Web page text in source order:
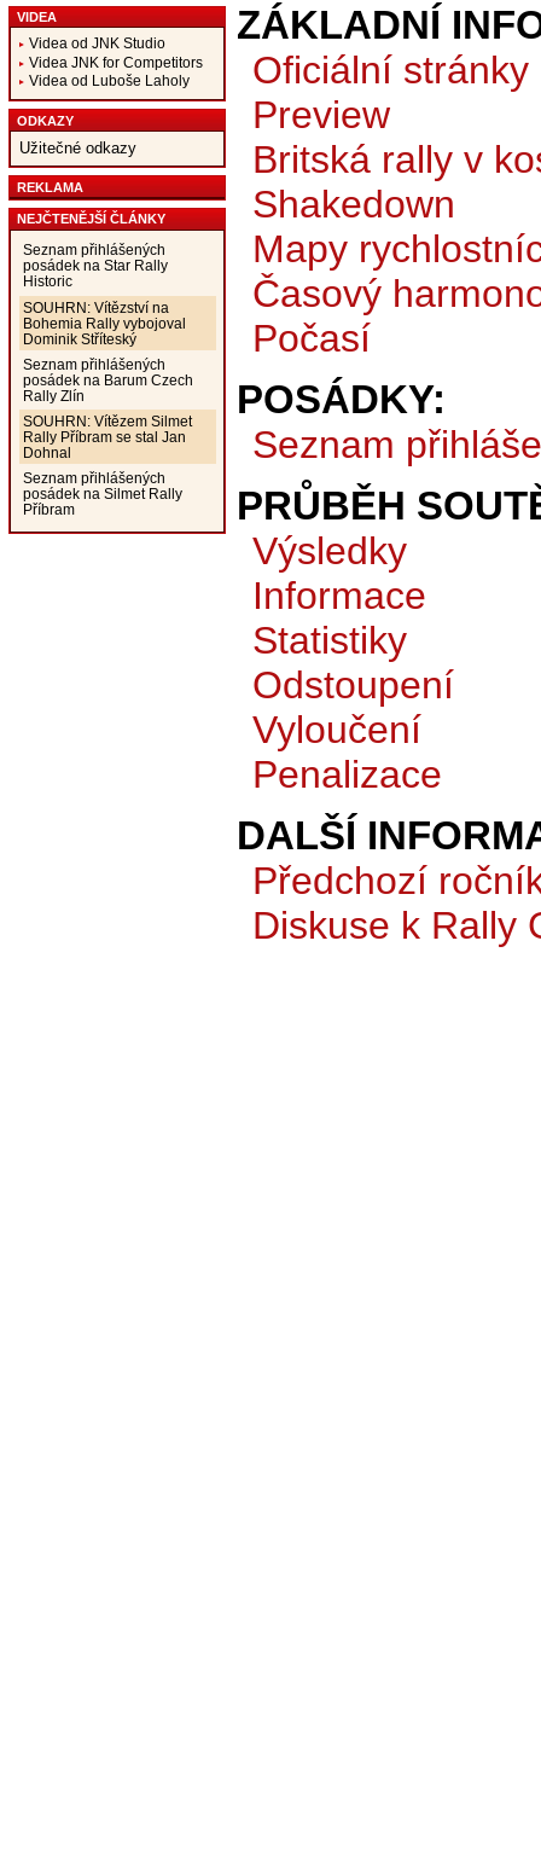
VIDEA
Videa od JNK Studio
Videa JNK for Competitors
Videa od Luboše Laholy
ODKAZY
Užitečné odkazy
REKLAMA
NEJČTENĚJŠÍ ČLÁNKY
Seznam přihlášených
posádek na Star Rally
Historic
SOUHRN: Vítězství na
Bohemia Rally vybojoval
Dominik Stříteský
Seznam přihlášených
posádek na Barum Czech
Rally Zlín
SOUHRN: Vítězem Silmet
Rally Příbram se stal Jan
Dohnal
Seznam přihlášených
posádek na Silmet Rally
Příbram
ZÁKLADNÍ
Oficiální stránky
Preview
Britská rally v
Shakedown
Mapy
Časový
Počasí
POSÁDKY:
Seznam
PRŮBĚH
Výsledky
Informace
Statistiky
Odstoupení
Vyloučení
Penalizace
DALŠÍ
Předchozí
Diskuse k Rally